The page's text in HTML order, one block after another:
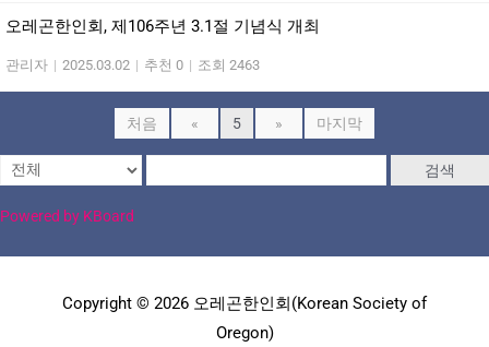
오레곤한인회, 제106주년 3.1절 기념식 개최
관리자 | 2025.03.02 | 추천 0 | 조회 2463
처음 « 5 » 마지막
검색
Powered by KBoard
Copyright © 2026 오레곤한인회(Korean Society of
Oregon)